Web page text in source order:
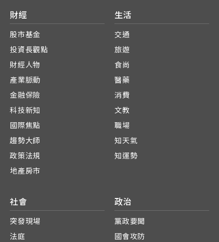
財經
股市基金
投資長觀點
財經人物
產業脈動
金融保險
科技新知
國際焦點
趨勢大師
政策法規
地產房市
生活
交通
旅遊
食尚
醫藥
消費
文教
職場
知天氣
知運勢
社會
突發現場
法庭
政治
黨政要聞
國會攻防